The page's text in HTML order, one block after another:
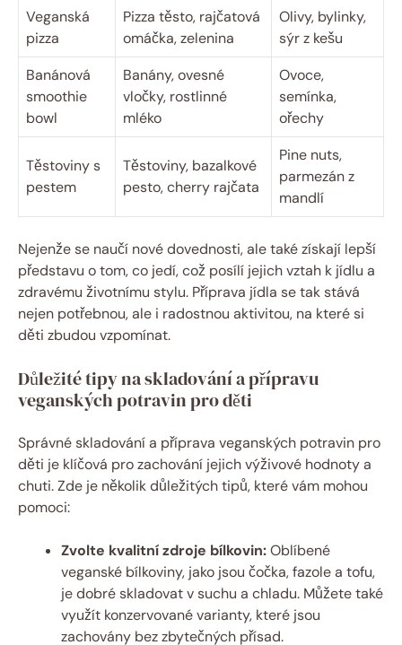
Veganská
pizza
Pizza těsto, rajčatová
omáčka, zelenina
Olivy, bylinky,
sýr z kešu
Banánová
smoothie
bowl
Banány, ovesné
vločky, rostlinné
mléko
Ovoce,
semínka,
ořechy
Těstoviny s
pestem
Těstoviny, bazalkové
pesto, cherry rajčata
Pine nuts,
parmezán z
mandlí
Nejenže se naučí nové dovednosti, ale také získají lepší
představu o tom, co jedí, což posílí jejich vztah k jídlu a
zdravému životnímu stylu. Příprava jídla se tak stává
nejen potřebnou, ale i radostnou aktivitou, na které si
děti zbudou vzpomínat.
Důležité tipy na skladování a přípravu
veganských potravin pro děti
Správné skladování a příprava veganských potravin pro
děti je klíčová pro zachování jejich výživové hodnoty a
chuti. Zde je několik důležitých tipů, které vám mohou
pomoci:
Zvolte kvalitní zdroje bílkovin:Oblíbené
veganské bílkoviny, jako jsou čočka, fazole a tofu,
je dobré skladovat v suchu a chladu. Můžete také
využít konzervované varianty, které jsou
zachovány bez zbytečných přísad.